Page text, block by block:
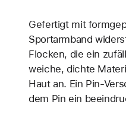
Gefertigt mit
Sportarmband
Flocken, die ein
weiche, dichte
Haut an. Ein Pin-
dem Pin ein